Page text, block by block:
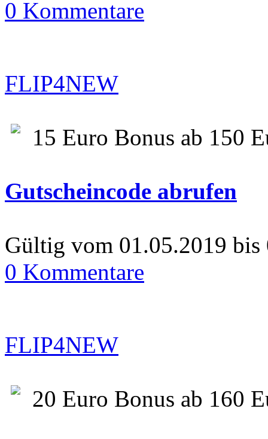
0 Kommentare
FLIP4NEW
15 Euro Bonus ab 150
Gutscheincode abrufen
Gültig vom 01.05.2019 bis
0 Kommentare
FLIP4NEW
20 Euro Bonus ab 160